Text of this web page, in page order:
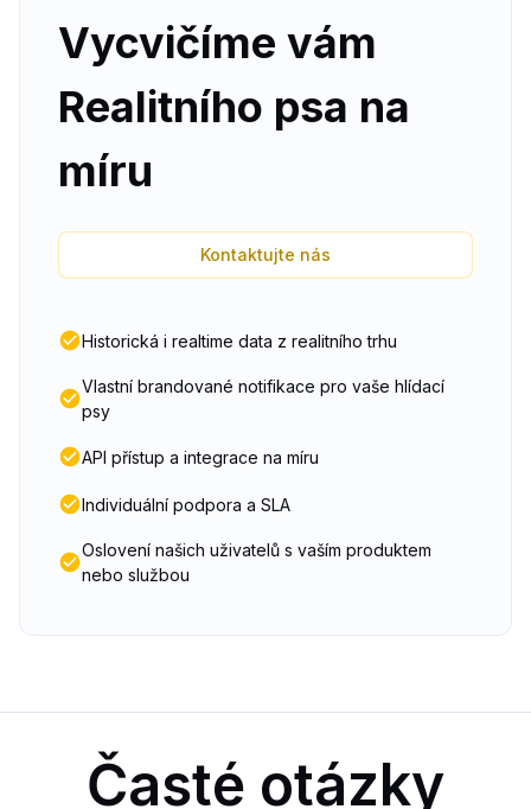
Vycvičíme vám
Realitního psa na
míru
Kontaktujte nás
Historická i realtime data z realitního trhu
Vlastní brandované notifikace pro vaše hlídací
psy
API přístup a integrace na míru
Individuální podpora a SLA
Oslovení našich uživatelů s vaším produktem
nebo službou
Časté otázky